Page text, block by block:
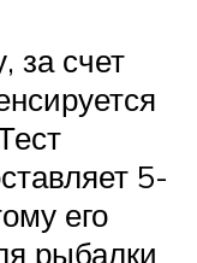
за счет
5-
его
рыбалки